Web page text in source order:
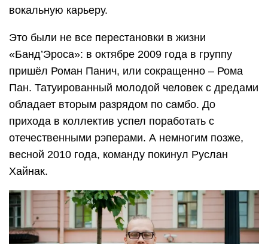
вокальную карьеру.
Это были не все перестановки в жизни
«Банд’Эроса»: в октябре 2009 года в группу
пришёл Роман Панич, или сокращенно – Рома
Пан. Татуированный молодой человек с дредами
обладает вторым разрядом по самбо. До
прихода в коллектив успел поработать с
отечественными рэперами. А немногим позже,
весной 2010 года, команду покинул Руслан
Хайнак.